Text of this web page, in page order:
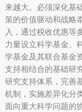
来越大。必须深化基
策的价值驱动和战略
入，通过税收优惠等
力量设立科学基金、
学基金及其联合基金
支持相结合的基础研
研究支持体系，完善
机制，实施差异化分
面向重大科学问题的